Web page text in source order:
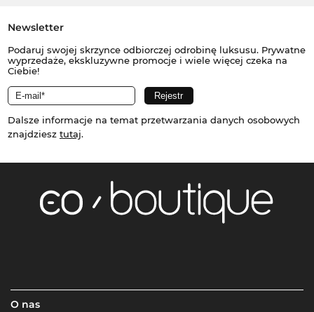
Newsletter
Podaruj swojej skrzynce odbiorczej odrobinę luksusu. Prywatne
wyprzedaże, ekskluzywne promocje i wiele więcej czeka na
Ciebie!
Dalsze informacje na temat przetwarzania danych osobowych
znajdziesz tutaj.
O nas